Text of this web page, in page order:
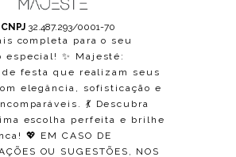
CNPJ 32.487.293/0001-70
completa para o seu
especial! ✨ Majesté:
festa que realizam seus
elegância, sofisticação e
💃 Descubra
escolha perfeita e brilhe
💖 EM CASO DE
OU SUGESTÕES, NOS